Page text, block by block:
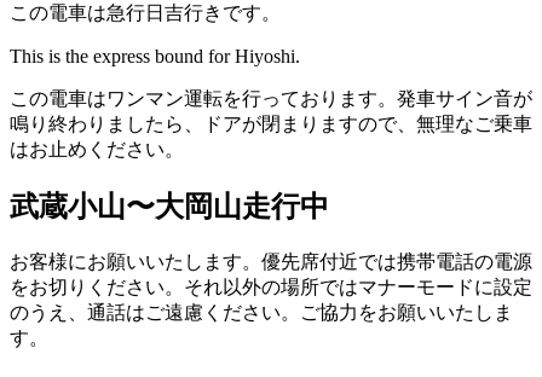
この電車は急行日吉行きです。
This is the express bound for Hiyoshi.
この電車はワンマン運転を行っております。発車サイン音が
鳴り終わりましたら、ドアが閉まりますので、無理なご乗車
はお止めください。
武蔵小山〜大岡山走行中
お客様にお願いいたします。優先席付近では携帯電話の電源
をお切りください。それ以外の場所ではマナーモードに設定
のうえ、通話はご遠慮ください。ご協力をお願いいたしま
す。